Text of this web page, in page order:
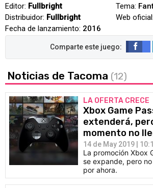
Editor: Fullbright
Distribuidor: Fullbright
Fecha de lanzamiento: 2016
Tema:
Web oficial:
Noticias de Tacoma (12)
LA OFERTA CRECE
Xbox Game
extenderá,
momento no
14 de May 2019 |
La promoción Xbox
se expande, pero
por ahora.